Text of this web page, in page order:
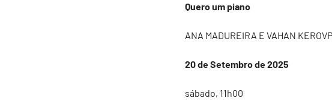
Quero um piano
ANA MADUREIRA E VAHAN
20 de Setembro de 2025
sábado, 11h00